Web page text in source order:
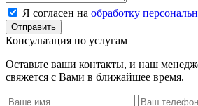
Я согласен на обработку
Консультация по услугам
Оставьте ваши контакты, и наш
свяжется с Вами в ближайшее время.